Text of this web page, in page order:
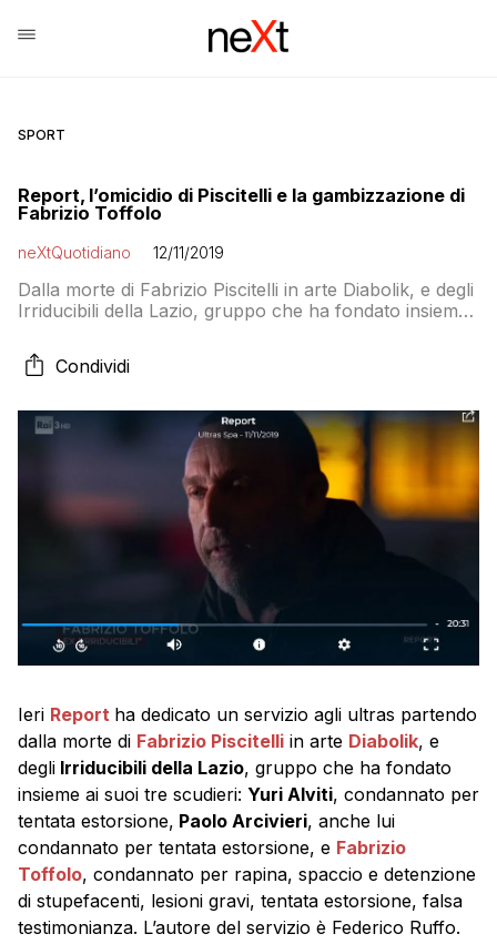
SPORT
Report, l’omicidio di Piscitelli e la gambizzazione di
Fabrizio Toffolo
neXtQuotidiano 12/11/2019
Dalla morte di Fabrizio Piscitelli in arte Diabolik, e degli
Irriducibili della Lazio, gruppo che ha fondato insieme
estorsione, Paolo Arcivieri, anche lui condannato per
tentata estorsione, e Fabrizio Toffolo, condannato per
gravi, tentata estorsione, falsa testimonianza
Condividi
Ieri Report ha dedicato un servizio agli ultras partendo
dalla morte di Fabrizio Piscitelli in arte Diabolik, e
degli Irriducibili della Lazio, gruppo che ha fondato
insieme ai suoi tre scudieri: Yuri Alviti, condannato per
tentata estorsione, Paolo Arcivieri, anche lui
condannato per tentata estorsione, e Fabrizio
Toffolo, condannato per rapina, spaccio e detenzione
di stupefacenti, lesioni gravi, tentata estorsione, falsa
testimonianza. L’autore del servizio è Federico Ruffo.